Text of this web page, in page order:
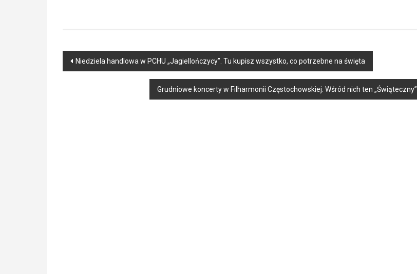
Post
Niedziela handlowa w PCHU „Jagiellończycy”. Tu kupisz wszystko, co potrzebne na święta
Grudniowe koncerty w Filharmonii Częstochowskiej. Wśród nich ten „Świąteczny”